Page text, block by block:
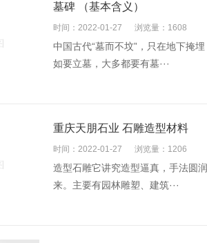
墓碑 （基本含义）
时间：2022-01-27 浏览量：1608
中国古代“墓而不坟”，只在地下掩
如要立墓，大多都要有墓···
重庆天朋石业 石雕造型材料
时间：2022-01-27 浏览量：1206
造型石雕它讲究造型逼真，手法圆
来。主要有园林雕塑、建筑···